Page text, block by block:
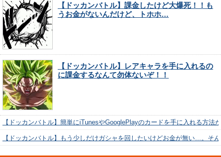
【ドッカンバトル】課金したけど大爆死！！も
うお金がないんだけど、トホホ…
【ドッカンバトル】レアキャラを手に入れるの
に課金するなんて勿体ないぞ！！
【ドッカンバトル】簡単にiTunesやGooglePlayのカードを手に入れる方法
【ドッカンバトル】もう少しだけガシャを回したいけどお金が無い…。そ